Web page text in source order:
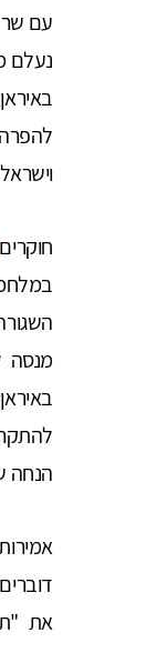
עם שר
הנחה
את